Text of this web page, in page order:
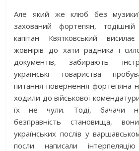
Але який же клюб без
захований фортепян,
капітан Квятковський
жовнірів до хати радника і
документів, забирають
українські товариства
питання повернення фортепяна
ходили до військової
їх не чули. Тоді, бачачи
безправність становища,
українських послів у
посли написали